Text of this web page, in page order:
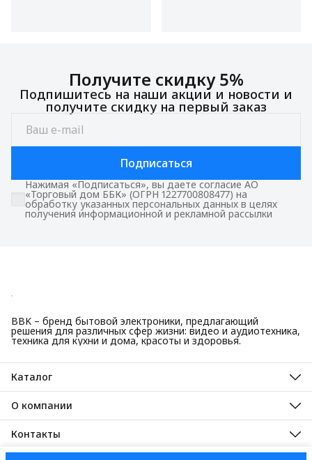
Получите скидку 5%
Подпишитесь на наши акции и новости и
получите скидку на первый заказ
Подписаться
Нажимая «Подписаться», вы даете согласие АО
«Торговый дом ББК» (ОГРН 1227700808477) на
обработку указанных персональных данных в целях
получения информационной и рекламной рассылки
BBK – бренд бытовой электроники, предлагающий
решения для различных сфер жизни: видео и аудиотехника,
техника для кухни и дома, красоты и здоровья.
Каталог
Красота и здоровье
Техника для кухни
Техника для дома
ТВ, аудио, видео
О компании
О нас
Гарантийные обязательства
Контакты
Адрес